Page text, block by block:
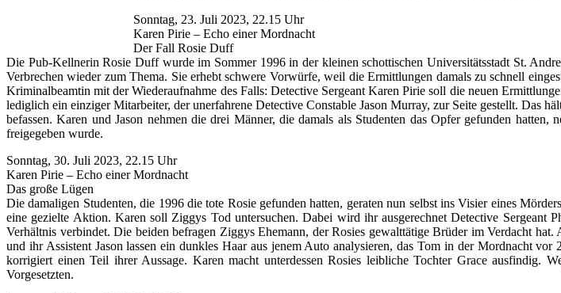
Sonntag, 23. Juli 2023, 22.15 Uhr
Karen Pirie – Echo einer Mordnacht
Der Fall Rosie Duff
Die Pub-Kellnerin Rosie Duff wurde im Sommer 1996 in der kleinen schottischen Universitätsstadt St.
Verbrechen wieder zum Thema. Sie erhebt schwere Vorwürfe, weil die Ermittlungen damals zu schnell
Kriminalbeamtin mit der Wiederaufnahme des Falls: Detective Sergeant Karen Pirie soll die neuen
lediglich ein einziger Mitarbeiter, der unerfahrene Detective Constable Jason Murray, zur Seite gestellt. Das
befassen. Karen und Jason nehmen die drei Männer, die damals als Studenten das Opfer gefunden
freigegeben wurde.
Sonntag, 30. Juli 2023, 22.15 Uhr
Karen Pirie – Echo einer Mordnacht
Das große Lügen
Die damaligen Studenten, die 1996 die tote Rosie gefunden hatten, geraten nun selbst ins Visier eines
eine gezielte Aktion. Karen soll Ziggys Tod untersuchen. Dabei wird ihr ausgerechnet Detective
Verhältnis verbindet. Die beiden befragen Ziggys Ehemann, der Rosies gewalttätige Brüder im Verdacht
und ihr Assistent Jason lassen ein dunkles Haar aus jenem Auto analysieren, das Tom in der Mordnacht
korrigiert einen Teil ihrer Aussage. Karen macht unterdessen Rosies leibliche Tochter Grace
Vorgesetzten.